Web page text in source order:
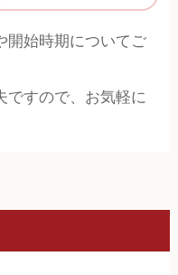
開始時期についてご
ですので、お気軽に